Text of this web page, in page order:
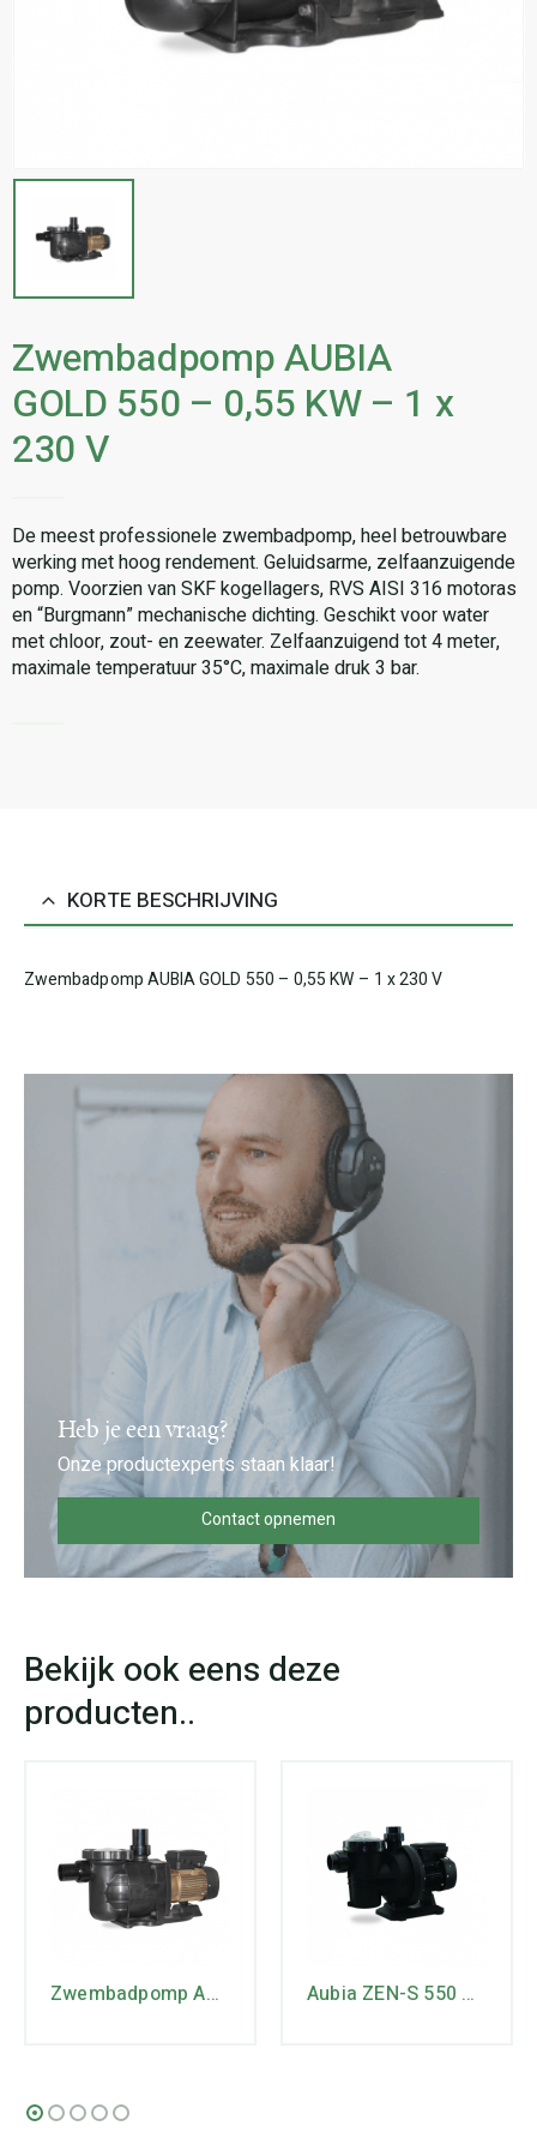
Zwembadpomp AUBIA
GOLD 550 – 0,55 KW – 1 x
230 V
De meest professionele zwembadpomp, heel betrouwbare
werking met hoog rendement. Geluidsarme, zelfaanzuigende
pomp. Voorzien van SKF kogellagers, RVS AISI 316 motoras
en “Burgmann” mechanische dichting. Geschikt voor water
met chloor, zout- en zeewater. Zelfaanzuigend tot 4 meter,
maximale temperatuur 35°C, maximale druk 3 bar.
KORTE BESCHRIJVING
Zwembadpomp AUBIA GOLD 550 – 0,55 KW – 1 x 230 V
Heb je een vraag?
Onze productexperts staan klaar!
Contact opnemen
Zwembadpomp AUBIA GOLD 1100 – 1,1 KW – 1 x 230V Aubia ZEN-S 550 – 0.55kW – 15m³/h – 230/400V